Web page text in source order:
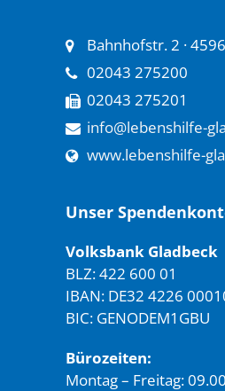
Bahnhofstr. 2 ·
02043 275200
02043 275201
info@lebenshilfe-
www.lebenshilfe-
Unser
Volksbank Gladbeck
BLZ: 422 600 01
IBAN: DE32 4226
BIC: GENODEM1GBU
Bürozeiten:
Montag – Freitag: